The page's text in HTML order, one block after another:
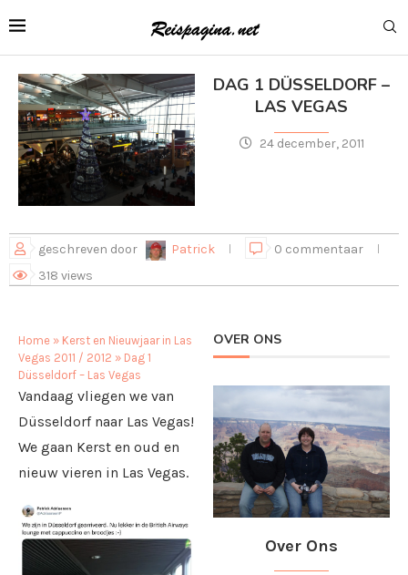
DAG 1 DÜSSELDORF –
LAS VEGAS
24 december, 2011
geschreven door Patrick
0 commentaar
318 views
Home » Kerst en Nieuwjaar in Las
Vegas 2011 / 2012 » Dag 1
Düsseldorf – Las Vegas
Vandaag vliegen we van
Düsseldorf naar Las Vegas!
We gaan Kerst en oud en
nieuw vieren in Las Vegas.
OVER ONS
Over Ons